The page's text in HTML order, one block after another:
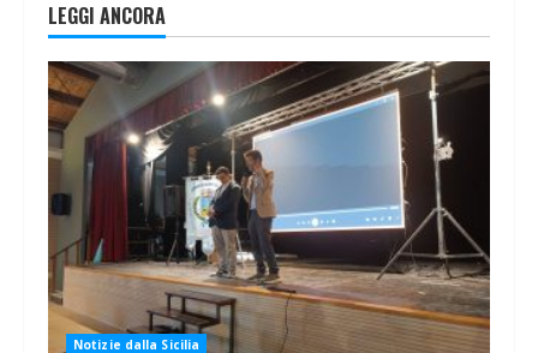
LEGGI ANCORA
Notizie dalla Sicilia